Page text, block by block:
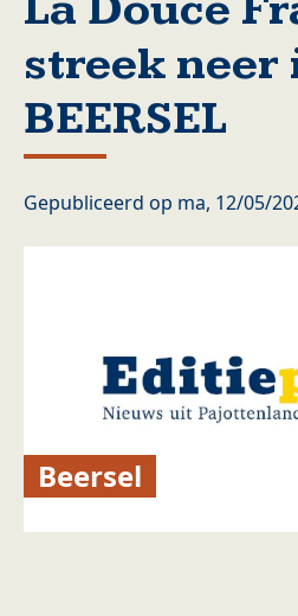
streek neer
BEERSEL
Gepubliceerd op ma, 12/05/
Beersel